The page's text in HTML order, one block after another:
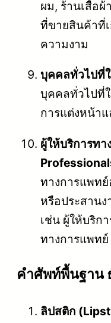
ผม, ร้านเสื้อ
ที่ขายสินค้าที่
ความงาม
บุคคลทั่วไปที่
บุคคลทั่วไปที่
การแต่งหน้า
ผู้ให้บริการท
ทางการแพท
หรือประสาน
เช่น ผู้ให้บริก
ทางการแพทย์
คําศัพท์พื้นฐาน
ลิปสติก